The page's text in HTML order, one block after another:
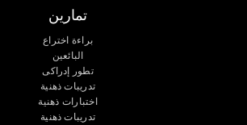
تمارين
براءة اختراع
البائعين
تطور إدراكى
تدريبات ذهنية
اختبارات ذهنية
تدريبات ذهنية